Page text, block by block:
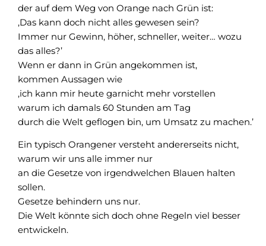
der auf dem Weg von Orange nach Grün ist:
‚Das kann doch nicht alles gewesen sein?
Immer nur Gewinn, höher, schneller, weiter… wozu
das alles?’
Wenn er dann in Grün angekommen ist,
kommen Aussagen wie
‚ich kann mir heute garnicht mehr vorstellen
warum ich damals 60 Stunden am Tag
durch die Welt geflogen bin, um Umsatz zu machen.’
Ein typisch Orangener versteht andererseits nicht,
warum wir uns alle immer nur
an die Gesetze von irgendwelchen Blauen halten
sollen.
Gesetze behindern uns nur.
Die Welt könnte sich doch ohne Regeln viel besser
entwickeln.